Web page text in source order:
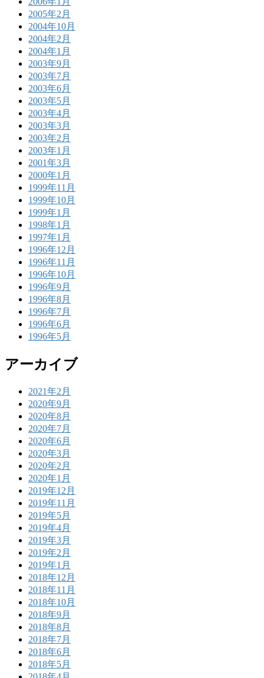
2005年2月
2004年10月
2004年2月
2004年1月
2003年9月
2003年7月
2003年6月
2003年5月
2003年4月
2003年3月
2003年2月
2003年1月
2001年3月
2000年1月
1999年11月
1999年10月
1999年1月
1998年1月
1997年1月
1996年12月
1996年11月
1996年10月
1996年9月
1996年8月
1996年7月
1996年6月
1996年5月
アーカイブ
2021年2月
2020年9月
2020年8月
2020年7月
2020年6月
2020年3月
2020年2月
2020年1月
2019年12月
2019年11月
2019年5月
2019年4月
2019年3月
2019年2月
2019年1月
2018年12月
2018年11月
2018年10月
2018年9月
2018年8月
2018年7月
2018年6月
2018年5月